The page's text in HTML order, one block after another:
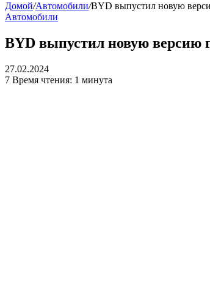
Домой/Автомобили/BYD выпустил новую
Автомобили
BYD выпустил новую версию
27.02.2024
7 Время чтения: 1 минута